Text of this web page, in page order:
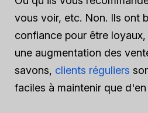
vous voir, etc. Non. Ils ont
confiance pour être
une augmentation des
savons, clients réguliers
faciles à maintenir que